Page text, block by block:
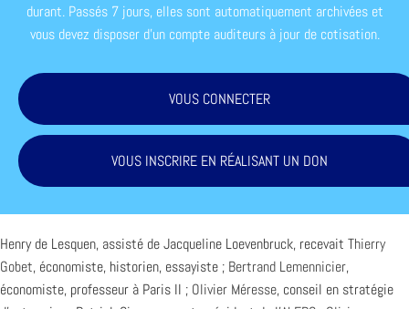
durant. Passés 7 jours, elles sont automatiquement archivées et
vous devez disposer d'un compte auditeurs à jour de cotisation.
VOUS CONNECTER
VOUS INSCRIRE EN RÉALISANT UN DON
Henry de Lesquen, assisté de Jacqueline Loevenbruck, recevait Thierry
Gobet, économiste, historien, essayiste ; Bertrand Lemennicier,
économiste, professeur à Paris II ; Olivier Méresse, conseil en stratégie